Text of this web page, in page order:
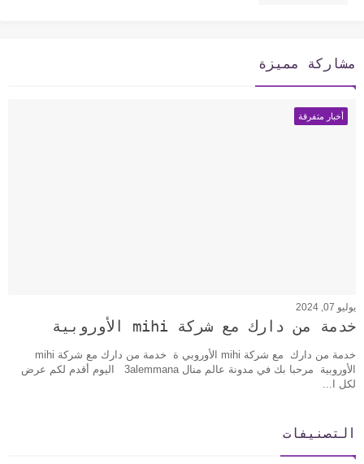
مشاركة مميزة
أخبار متفرقة
يوليو 07, 2024
خدمة من دارك مع شركة mihi الأوروبية
خدمة من دارك مع شركة mihi الأوروبي ة خدمة من دارك مع شركة mihi
الأوروبية مرحبا بك في مدونة عالم منال 3alemmana اليوم أقدم لكم عرض
لكل ا...
التصنيفات